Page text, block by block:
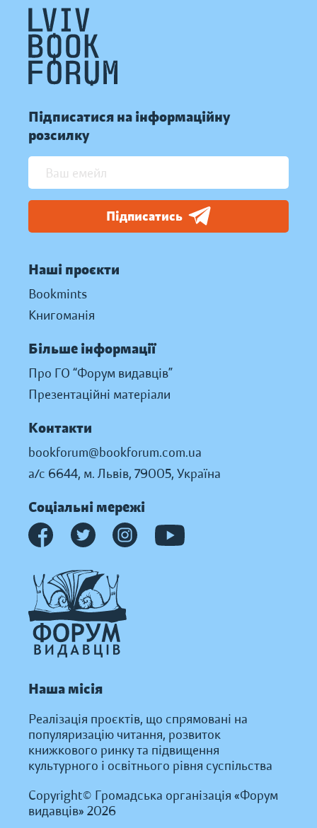
Підписатися на інформаційну
розсилку
Підписатись
Наші проєкти
Bookmints
Книгоманія
Більше інформації
Про ГО “Форум видавців”
Презентаційні матеріали
Контакти
bookforum@bookforum.com.ua
а/с 6644, м. Львів, 79005, Україна
Соціальні мережі
Наша місія
Реалізація проєктів, що спрямовані на
популяризацію читання, розвиток
книжкового ринку та підвищення
культурного і освітнього рівня суспільства
Copyright© Громадська організація «Форум
видавців» 2026